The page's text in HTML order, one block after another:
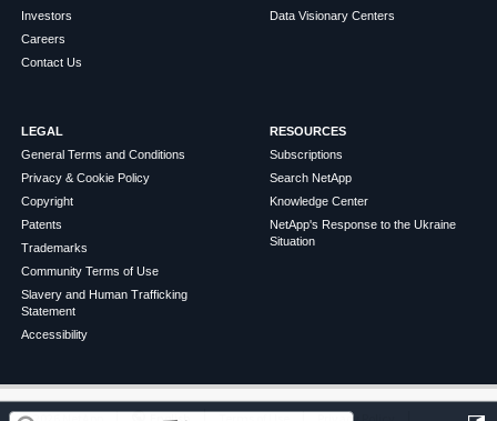
Investors
Careers
Contact Us
Data Visionary Centers
LEGAL
General Terms and Conditions
Privacy & Cookie Policy
Copyright
Patents
Trademarks
Community Terms of Use
Slavery and Human Trafficking
Statement
Accessibility
RESOURCES
Subscriptions
Search NetApp
Knowledge Center
NetApp's Response to the Ukraine
Situation